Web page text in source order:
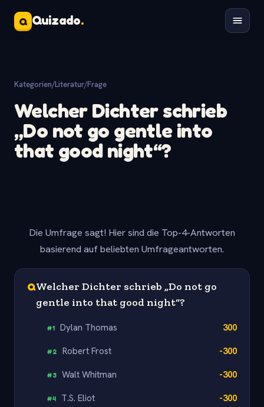
Q Quizado.
Kategorien/Literatur/Frage
Welcher Dichter schrieb
„Do not go gentle into
that good night“?
Die Umfrage sagt! Hier sind die Top-4-Antworten
basierend auf beliebten Umfrageantworten.
QWelcher Dichter schrieb „Do not go
gentle into that good night“?
#1 Dylan Thomas 300
#2 Robert Frost -300
#3 Walt Whitman -300
#4 T.S. Eliot -300